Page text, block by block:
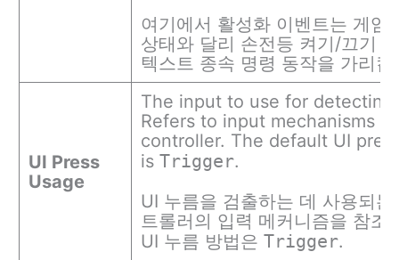
여기에서 활성화 이벤트는 게임
상태와 달리 손전등 켜기/끄기
텍스트 종속 명령 동작을 가리킵
UI Press
Usage
The input to use for detecting
Refers to input mechanisms
controller. The default UI
isTrigger.
UI 누름을 검출하는 데 사용되
트롤러의 입력 메커니즘을 참조
UI 누름 방법은Trigger.